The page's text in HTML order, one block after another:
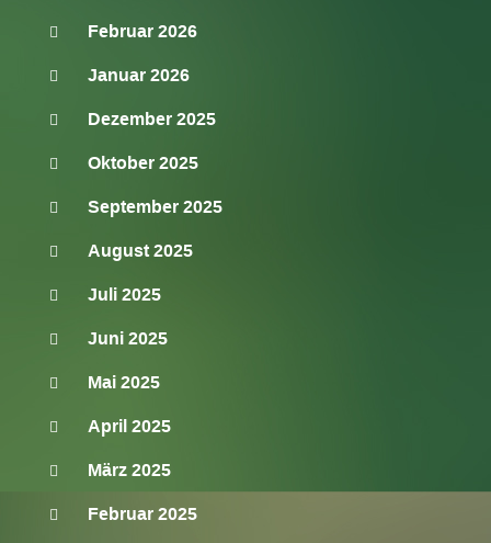
Februar 2026
Januar 2026
Dezember 2025
Oktober 2025
September 2025
August 2025
Juli 2025
Juni 2025
Mai 2025
April 2025
März 2025
Februar 2025